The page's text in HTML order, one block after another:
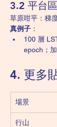
3.2 平台
草原咁平：梯
真例子 ：
100 層
epoch；
4. 更多
場景
行山